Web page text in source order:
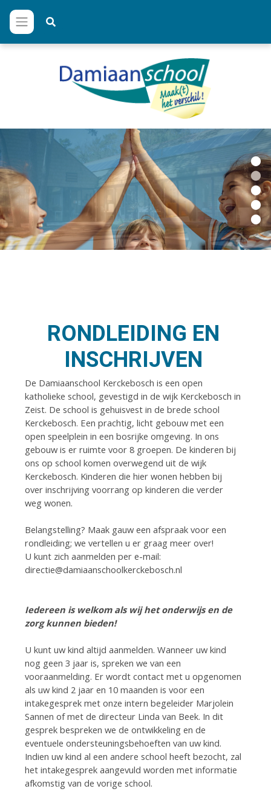
RONDLEIDING EN
INSCHRIJVEN
De Damiaanschool Kerckebosch is een open
katholieke school, gevestigd in de wijk Kerckebosch in
Zeist. De school is gehuisvest in de brede school
Kerckebosch. Een prachtig, licht gebouw met een
open speelplein in een bosrijke omgeving. In ons
gebouw is er ruimte voor 8 groepen. De kinderen bij
ons op school komen overwegend uit de wijk
Kerckebosch. Kinderen die hier wonen hebben bij
over inschrijving voorrang op kinderen die verder
weg wonen.
Belangstelling? Maak gauw een afspraak voor een
rondleiding; we vertellen u er graag meer over!
U kunt zich aanmelden per e-mail:
directie@damiaanschoolkerckebosch.nl
Iedereen is welkom als wij het onderwijs en de
zorg kunnen bieden!
U kunt uw kind altijd aanmelden. Wanneer uw kind
nog geen 3 jaar is, spreken we van een
vooraanmelding. Er wordt contact met u opgenomen
als uw kind 2 jaar en 10 maanden is voor een
intakegesprek met onze intern begeleider Marjolein
Sannen of met de directeur Linda van Beek. In dit
gesprek bespreken we de ontwikkeling en de
eventuele ondersteuningsbehoeften van uw kind.
Indien uw kind al een andere school heeft bezocht, zal
het intakegesprek aangevuld worden met informatie
afkomstig van de vorige school.